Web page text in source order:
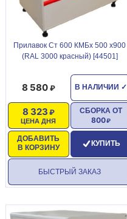
Прилавок Ст 600 КМБх 500 х900
(RAL 3000 красный) [44501]
В НАЛИЧИИ ✓
8 580
ЦЕНА ДНЯ
8 323
ДОБАВИТЬ
В КОРЗИНУ
СБОРКА ОТ
800
КУПИТЬ
БЫСТРЫЙ ЗАКАЗ